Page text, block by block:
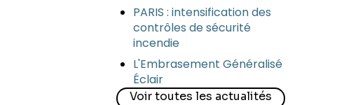
PARIS : intensification des
contrôles de sécurité
incendie
L'Embrasement Généralisé
Éclair
Voir toutes les actualités